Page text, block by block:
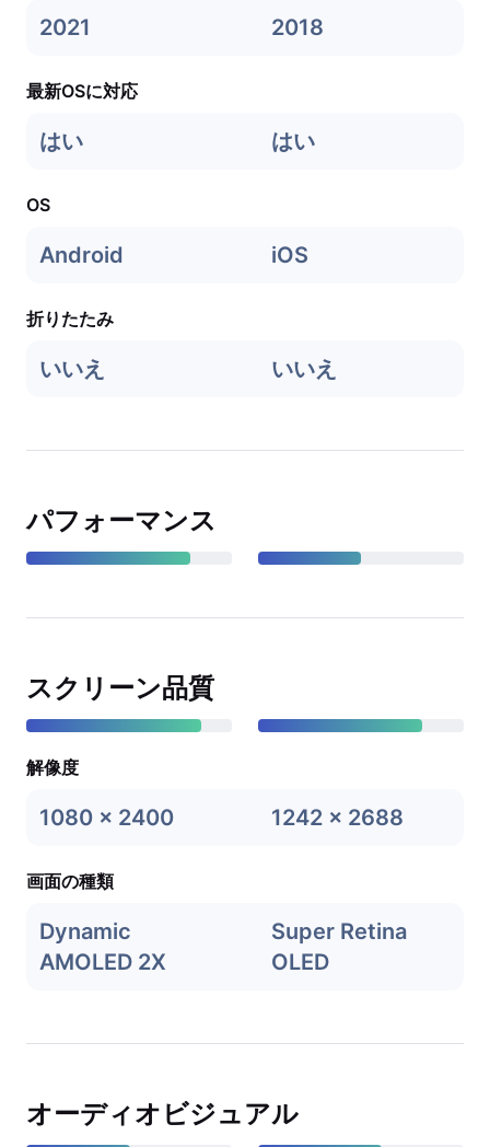
2021 2018
最新OSに対応
はい はい
OS
Android iOS
折りたたみ
いいえ いいえ
パフォーマンス
スクリーン品質
解像度
1080 x 2400 1242 x 2688
画面の種類
Dynamic
AMOLED 2X
Super Retina
OLED
オーディオビジュアル